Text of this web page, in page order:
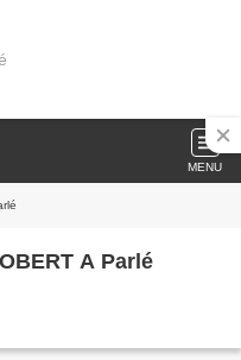
MENU
A Parlé